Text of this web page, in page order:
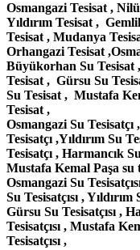
Osmangazi Tesisat ,
Yıldırım Tesisat ,
Tesisat , Mudanya
Orhangazi Tesisat
Büyükorhan Su Tesisat
Tesisat , Gürsu Su
Su Tesisat , Mustafa
Tesisat ,
Osmangazi Su
Tesisatçı ,Yıldırım Su
Tesisatçı , Harmancık
Mustafa Kemal Paşa su
Osmangazi Su
Su Tesisatçısı ,
Gürsu Su Tesisatçısı ,
Tesisatçısı , Mustafa
Tesisatçısı ,